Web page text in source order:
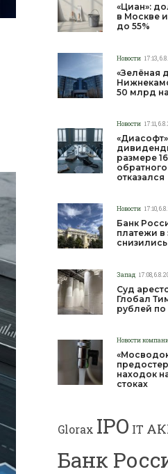
«Циан»:
в Москве
до 55%
Новости 17:13,
«Зелёная
50 млрд
Новости 17:11,
размере
отказался
Новости 17:10,
Банк
платежи
снизились
Запад 17:08,
Суд
Глобал
рублей по
Новости
находок
стоках
Glorax IPO IT
Банк